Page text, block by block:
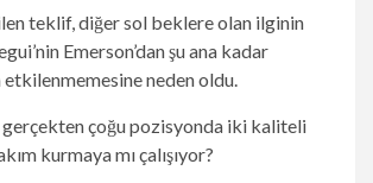
teklif, diğer sol beklere olan ilginin
Emerson’dan şu ana kadar
neden oldu.
çoğu pozisyonda iki kaliteli
kurmaya mı çalışıyor?